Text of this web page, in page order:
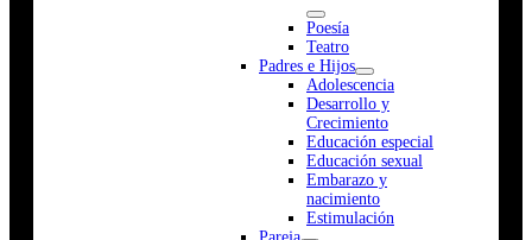
Poesía
Teatro
Padres e Hijos
Adolescencia
Desarrollo y
Crecimiento
Educación especial
Educación sexual
Embarazo y
nacimiento
Estimulación